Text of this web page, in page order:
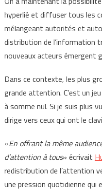
hyperlié et diffuser tous les
mélangeant autorités et
distribution de l’information
nouveaux acteurs émergent
Dans ce contexte, les plus
grande attention. C’est un
à somme nul. Si je suis plus
dirige vers ceux qui ont le
«En offrant la même
d’attention à tous» écrivait
redistribution de l’attention
une pression quotidienne